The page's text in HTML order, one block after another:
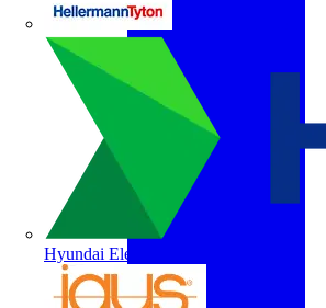
Hyundai Electric